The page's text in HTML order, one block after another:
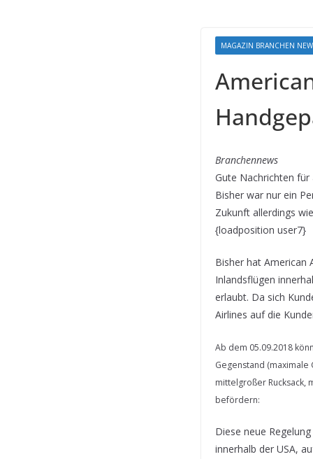
MAGAZIN BRANCHEN
Branchennews
Gute Nachrichten für
Bisher war nur ein
Zukunft allerdings
{loadposition user7}
Bisher hat American
Inlandsflügen
erlaubt. Da sich
Airlines auf die
Ab dem 05.09.2018
Gegenstand (maximale
mittelgroßer Rucksack,
befördern:
Diese neue
innerhalb der USA,